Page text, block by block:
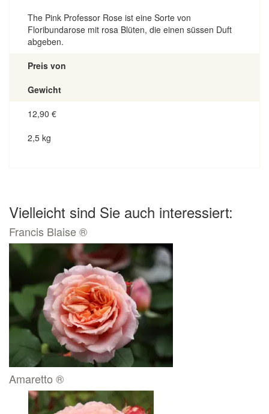
The Pink Professor Rose ist eine Sorte von
Floribundarose mit rosa Blüten, die einen süssen Duft
abgeben.
Preis von
Gewicht
12,90 €
2,5 kg
Vielleicht sind Sie auch interessiert:
Francis Blaise ®
Amaretto ®